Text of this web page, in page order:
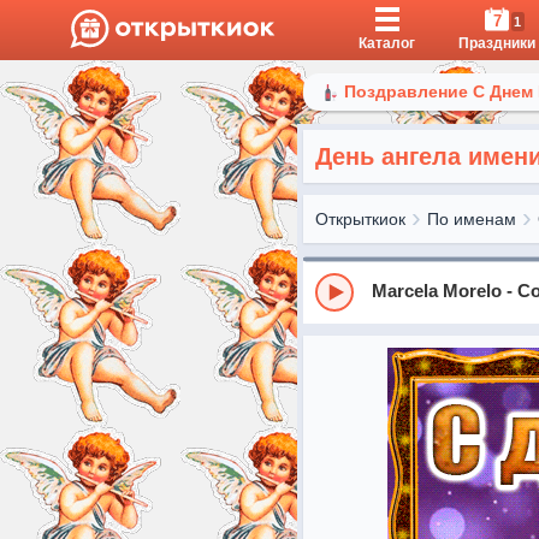
Каталог
7 1
Праздники
Поздравление С
День ангела
Открыткиок По именам
Marcela Morelo -